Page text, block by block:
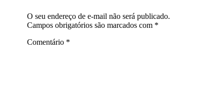
O seu endereço de e-mail não será publicado.
Campos obrigatórios são marcados com *
Comentário *